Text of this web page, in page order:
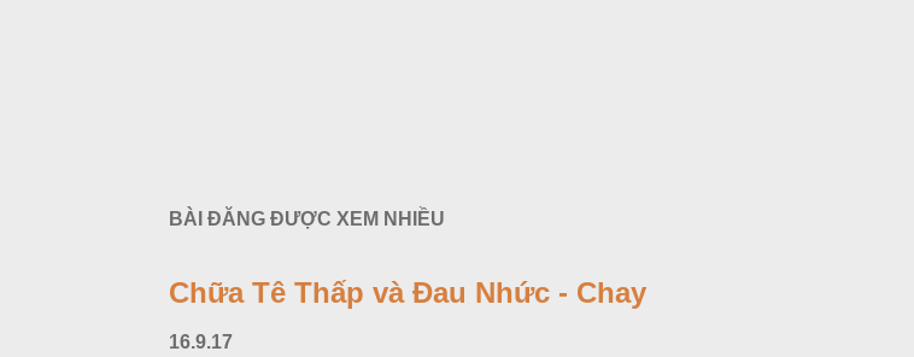
BÀI ĐĂNG ĐƯỢC XEM NHIỀU
Chữa Tê Thấp và Đau Nhức - Chay
16.9.17